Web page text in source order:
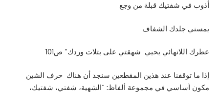
أذوب في شفتيك قبلة من وجع
يمسني جلدك الشفاف
عطرك اللانهائي يحيي شهقتي على بتلات وردك” ص101
إذا ما توقفنا عند هذين المقطعين سنجد أن هناك حرف الشين
مكون أساسي في مجموعة ألفاظ: “الشهية، شفتي، شفتيك،